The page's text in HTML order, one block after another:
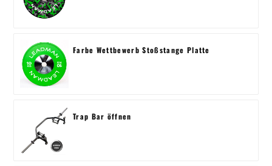
Farbe Wettbewerb Stoßstange Platte
Trap Bar öffnen